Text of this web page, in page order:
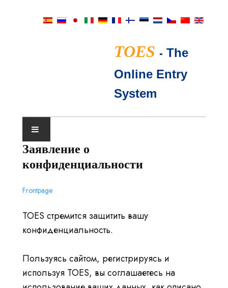
TOES - The
Online Entry
System
КАЛЕНДАРЬ ВЫСТАВОК
ВОЙТИ
ПОСЕТИТЕ САЙТ TICA.ORG
REPORTED ISSUES
Заявление о
конфиденциальности
Frontpage
TOES стремится защитить вашу
конфиденциальность.
Пользуясь сайтом, регистрируясь и
используя TOES, вы соглашаетесь на